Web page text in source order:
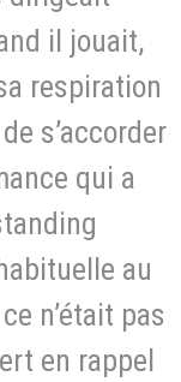
il jouait,
respiration
s’accorder
qui a
au
n’était pas
en rappel